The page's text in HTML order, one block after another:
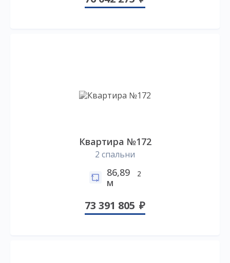
Квартира №172
2 спальни
86,89
м
2
73 391 805